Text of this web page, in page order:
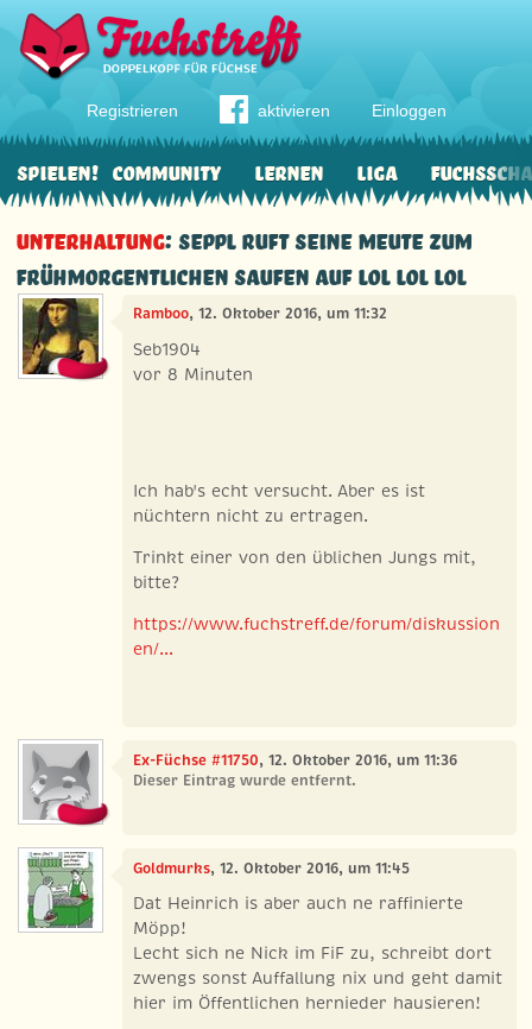
Registrieren aktivieren Einloggen
Community Lernen Liga
Spielen!
Unterhaltung: Seppl ruft seine Meute zum
frühmorgentlichen SAUFEN auf lol lol lol
Ramboo, 12. Oktober 2016, um 11:32
Seb1904
vor 8 Minuten
Ich hab's echt versucht. Aber es ist
nüchtern nicht zu ertragen.
Trinkt einer von den üblichen Jungs mit,
bitte?
https://www.fuchstreff.de/forum/diskussion
en/...
Ex-Füchse #11750, 12. Oktober 2016, um 11:36
Dieser Eintrag wurde entfernt.
Goldmurks, 12. Oktober 2016, um 11:45
Dat Heinrich is aber auch ne raffinierte
Möpp!
Lecht sich ne Nick im FiF zu, schreibt dort
zwengs sonst Auffallung nix und geht damit
hier im Öffentlichen hernieder hausieren!